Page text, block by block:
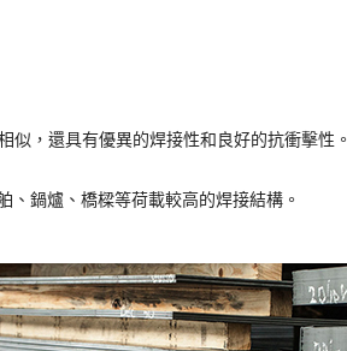
似，還具有優異的焊接性和良好的抗衝擊性。
、鍋爐、橋樑等荷載較高的焊接結構。